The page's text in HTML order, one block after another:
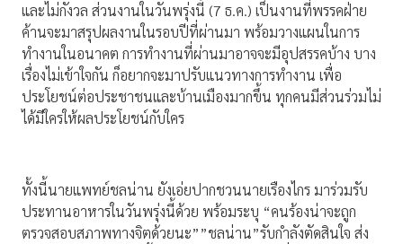
และไม่กังวล ส่วนงานในวันพรุ่งนี้ (7 ธ.ค.) เป็นงานที่พรรคฝ่าย
ค้านจะมาสรุปผลงานในรอบปีที่ผ่านมา พร้อมวางแผนในการ
ทำงานในอนาคต การทำงานที่ผ่านมาอาจจะมีอุปสรรคบ้าง บาง
เรื่องไม่เข้าใจกัน ก็อยากจะมาปรับแนวทางการทำงาน เพื่อ
ประโยชน์ต่อประชาชนและบ้านเมืองมากขึ้น ทุกคนมีส่วนร่วมไม่
ได้มีใครให้ผลประโยชน์กับใคร
ทั้งนี้นายแพทย์ชลน่าน ยังเอ่ยปากชวนนายเรืองไกร มาร่วมรับ
ประทานอาหารในวันพรุ่งนี้ด้วย พร้อมระบุ “คนร้องน่าจะถูก
ตรวจสอบสภาพทางจิตด้วยนะ””ชลน่าน”รับกำลังตัดสินใจ ส่ง